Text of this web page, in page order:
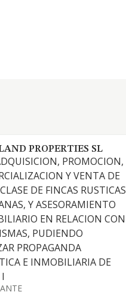
PROPERTIES SL
PROMOCION,
Y VENTA DE
DE FINCAS RUSTICAS
Y ASESORAMIENTO
EN RELACION CON
PUDIENDO
PROPAGANDA
E INMOBILIARIA DE